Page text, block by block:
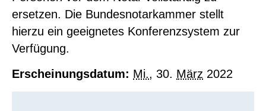
ersetzen. Die Bundesnotarkammer stellt
hierzu ein geeignetes Konferenzsystem zur
Verfügung.
Erscheinungsdatum: Mi., 30. März 2022